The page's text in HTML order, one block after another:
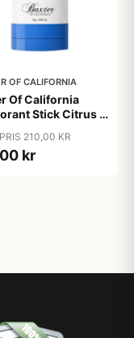
OF CALIFORNIA
Of California
Stick Citrus &
210,00 KR
kr